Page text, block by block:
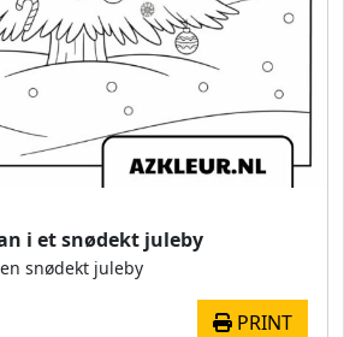
i et snødekt juleby
snødekt juleby
PRINT